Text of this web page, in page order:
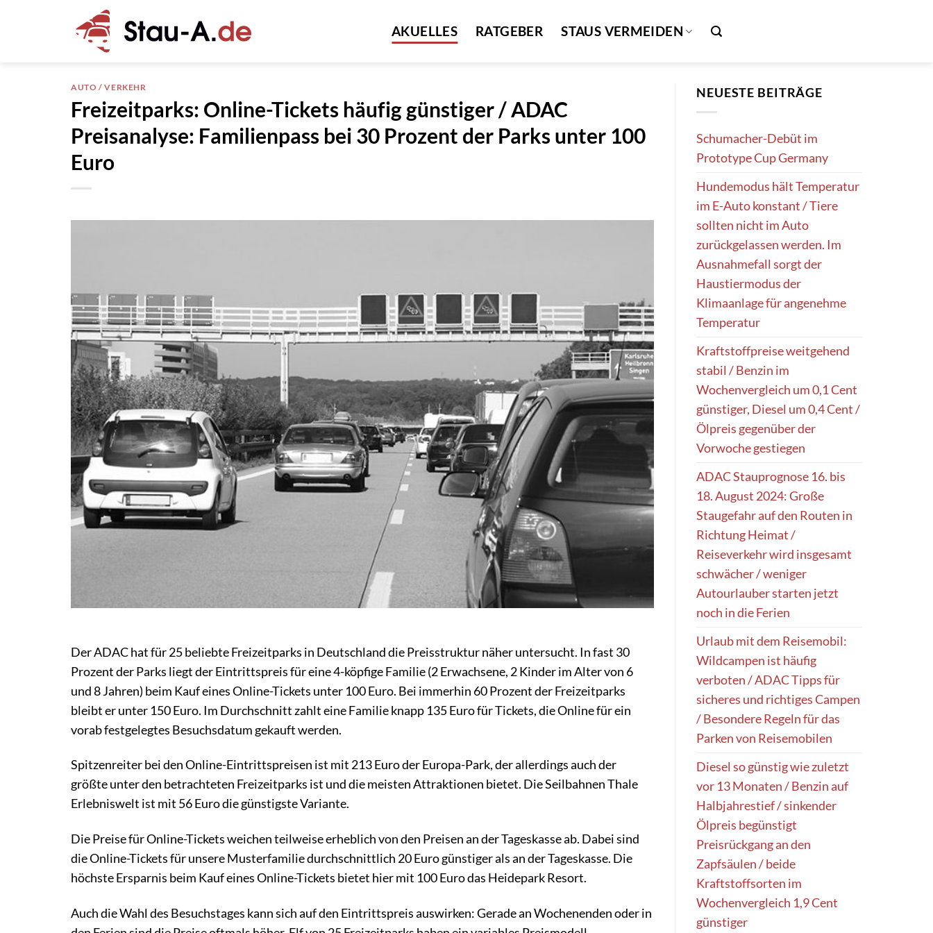
AKUELLES RATGEBER STAUS VERMEIDEN
AUTO / VERKEHR
Freizeitparks: Online-Tickets häufig günstiger / ADAC
Preisanalyse: Familienpass bei 30 Prozent der Parks unter 100
Euro
Der ADAC hat für 25 beliebte Freizeitparks in Deutschland die Preisstruktur näher untersucht. In fast 30
Prozent der Parks liegt der Eintrittspreis für eine 4-köpfige Familie (2 Erwachsene, 2 Kinder im Alter von 6
und 8 Jahren) beim Kauf eines Online-Tickets unter 100 Euro. Bei immerhin 60 Prozent der Freizeitparks
bleibt er unter 150 Euro. Im Durchschnitt zahlt eine Familie knapp 135 Euro für Tickets, die Online für ein
vorab festgelegtes Besuchsdatum gekauft werden.
Spitzenreiter bei den Online-Eintrittspreisen ist mit 213 Euro der Europa-Park, der allerdings auch der
größte unter den betrachteten Freizeitparks ist und die meisten Attraktionen bietet. Die Seilbahnen Thale
Erlebniswelt ist mit 56 Euro die günstigste Variante.
Die Preise für Online-Tickets weichen teilweise erheblich von den Preisen an der Tageskasse ab. Dabei sind
die Online-Tickets für unsere Musterfamilie durchschnittlich 20 Euro günstiger als an der Tageskasse. Die
höchste Ersparnis beim Kauf eines Online-Tickets bietet hier mit 100 Euro das Heidepark Resort.
Auch die Wahl des Besuchstages kann sich auf den Eintrittspreis auswirken: Gerade an Wochenenden oder in
NEUESTE BEITRÄGE
Schumacher-Debüt im
Prototype Cup Germany
Hundemodus hält Temperatur
im E-Auto konstant / Tiere
sollten nicht im Auto
zurückgelassen werden. Im
Ausnahmefall sorgt der
Haustiermodus der
Klimaanlage für angenehme
Temperatur
Kraftstoffpreise weitgehend
stabil / Benzin im
Wochenvergleich um 0,1 Cent
günstiger, Diesel um 0,4 Cent /
Ölpreis gegenüber der
Vorwoche gestiegen
ADAC Stauprognose 16. bis
18. August 2024: Große
Staugefahr auf den Routen in
Richtung Heimat /
Reiseverkehr wird insgesamt
schwächer / weniger
Autourlauber starten jetzt
noch in die Ferien
Urlaub mit dem Reisemobil:
Wildcampen ist häufig
verboten / ADAC Tipps für
sicheres und richtiges Campen
/ Besondere Regeln für das
Parken von Reisemobilen
Diesel so günstig wie zuletzt
vor 13 Monaten / Benzin auf
Halbjahrestief / sinkender
Ölpreis begünstigt
Preisrückgang an den
Zapfsäulen / beide
Kraftstoffsorten im
Wochenvergleich 1,9 Cent
günstiger